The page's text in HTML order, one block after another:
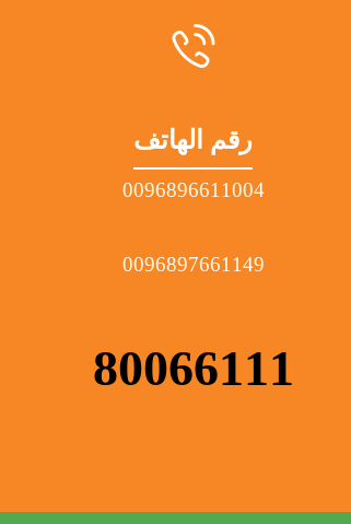
رقم الهاتف
0096896611004
0096897661149
80066111